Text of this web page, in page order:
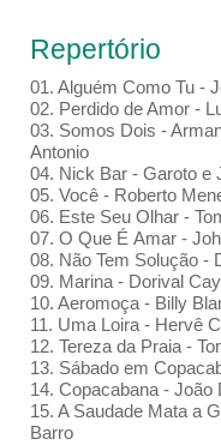
Repertório
01. Alguém Como Tu -
02. Perdido de Amor -
03. Somos Dois -
Antonio
04. Nick Bar - Garoto e
05. Você - Roberto
06. Este Seu Olhar -
07. O Que É Amar -
08. Não Tem Solução -
09. Marina - Dorival
10. Aeromoça - Billy
11. Uma Loira - Hervê
12. Tereza da Praia -
13. Sábado em
14. Copacabana - João
15. A Saudade Mata a
Barro